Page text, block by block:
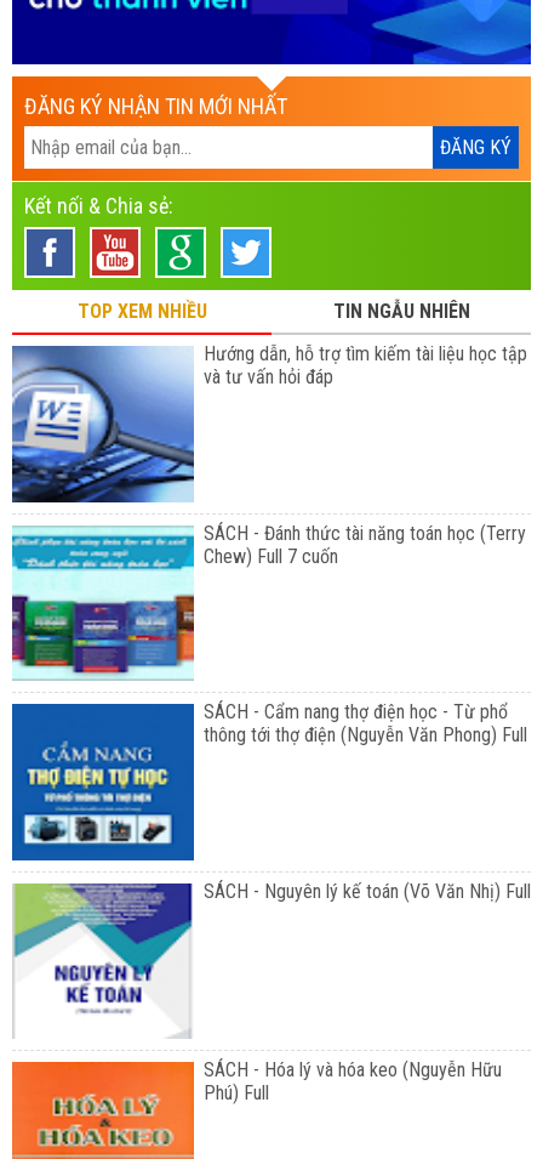
ĐĂNG KÝ NHẬN TIN MỚI NHẤT
Kết nối & Chia sẻ:
TOP XEM NHIỀU
TIN NGẪU NHIÊN
Hướng dẫn, hỗ trợ tìm kiếm tài liệu học tập
và tư vấn hỏi đáp
SÁCH - Đánh thức tài năng toán học (Terry
Chew) Full 7 cuốn
SÁCH - Cẩm nang thợ điện học - Từ phổ
thông tới thợ điện (Nguyễn Văn Phong) Full
SÁCH - Nguyên lý kế toán (Võ Văn Nhị) Full
SÁCH - Hóa lý và hóa keo (Nguyễn Hữu
Phú) Full